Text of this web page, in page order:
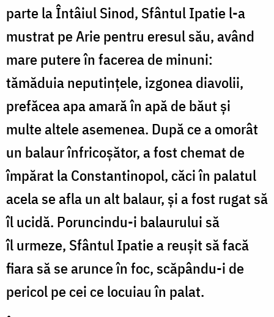
parte la Întâiul Sinod, Sfântul Ipatie l-a
mustrat pe Arie pentru eresul său, având
mare putere în facerea de minuni:
tămăduia neputințele, izgonea diavolii,
prefăcea apa amară în apă de băut și
multe altele asemenea. După ce a omorât
un balaur înfricoșător, a fost chemat de
împărat la Constantinopol, căci în palatul
acela se afla un alt balaur, și a fost rugat să
îl ucidă. Poruncindu-i balaurului să
îl urmeze, Sfântul Ipatie a reușit să facă
fiara să se arunce în foc, scăpându-i de
pericol pe cei ce locuiau în palat.